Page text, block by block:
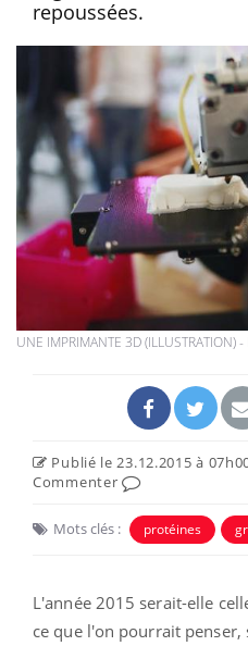
repoussées.
UNE IMPRIMANTE 3D (ILLUSTRATION) -
Publié le 23.12.2015 à
Commenter
Mots clés : protéines
L'année 2015 serait-elle
ce que l'on pourrait